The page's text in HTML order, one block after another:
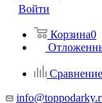
Войти
Корзина0